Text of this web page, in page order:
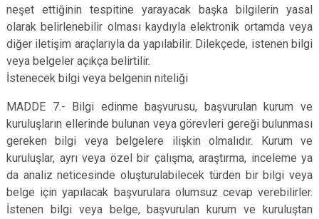
neşet ettiğinin tespitine yarayacak başka bilgilerin yasal
olarak belirlenebilir olması kaydıyla elektronik ortamda veya
diğer iletişim araçlarıyla da yapılabilir. Dilekçede, istenen bilgi
veya belgeler açıkça belirtilir.
İstenecek bilgi veya belgenin niteliği
MADDE 7.- Bilgi edinme başvurusu, başvurulan kurum ve
kuruluşların ellerinde bulunan veya görevleri gereği bulunması
gereken bilgi veya belgelere ilişkin olmalıdır. Kurum ve
kuruluşlar, ayrı veya özel bir çalışma, araştırma, inceleme ya
da analiz neticesinde oluşturulabilecek türden bir bilgi veya
belge için yapılacak başvurulara olumsuz cevap verebilirler.
İstenen bilgi veya belge, başvurulan kurum ve kuruluştan